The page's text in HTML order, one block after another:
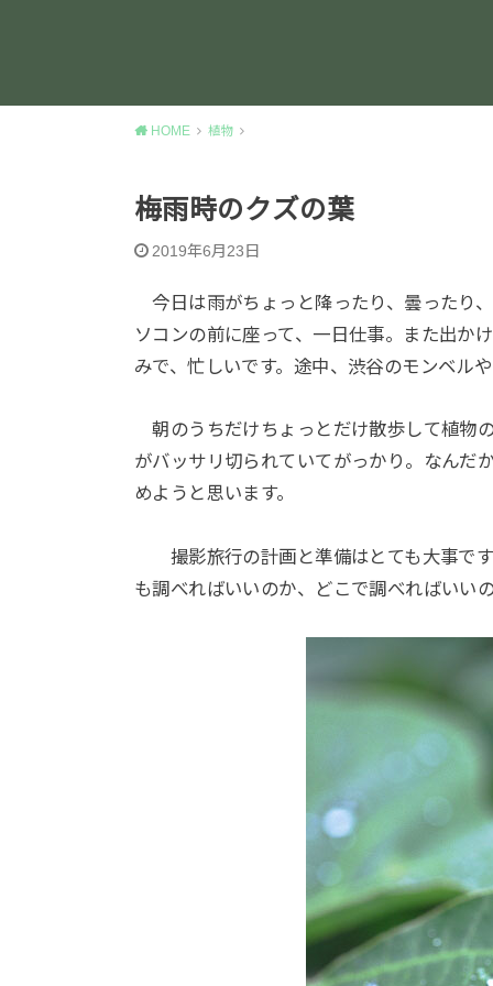
HOME 植物
梅雨時のクズの葉
2019年6月23日
今日は雨がちょっと降ったり、曇ったり
ソコンの前に座って、一日仕事。また出か
みで、忙しいです。途中、渋谷のモンベル
朝のうちだけちょっとだけ散歩して植物
がバッサリ切られていてがっかり。なんだ
めようと思います。
撮影旅行の計画と準備はとても大事です
も調べればいいのか、どこで調べればいい